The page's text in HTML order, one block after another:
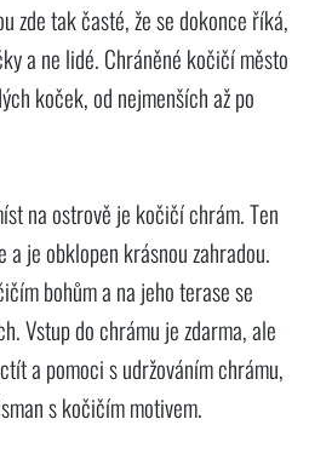
zde tak časté, že se dokonce říká,
a ne lidé. Chráněné kočičí město
koček, od nejmenších až po
na ostrově je kočičí chrám. Ten
je obklopen krásnou zahradou.
bohům a na jeho terase se
Vstup do chrámu je zdarma, ale
a pomoci s udržováním chrámu,
s kočičím motivem.